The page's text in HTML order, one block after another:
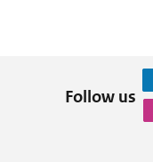
Follow us